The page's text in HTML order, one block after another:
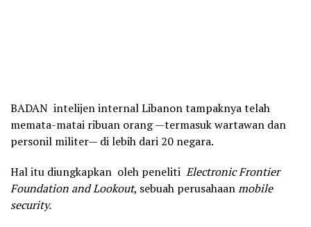
BADAN intelijen internal Libanon tampaknya telah
memata-matai ribuan orang —termasuk wartawan dan
personil militer— di lebih dari 20 negara.
Hal itu diungkapkan oleh peneliti Electronic Frontier
Foundation and Lookout, sebuah perusahaanmobile
security.